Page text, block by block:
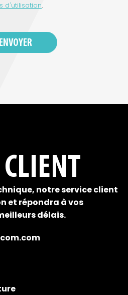
d'utilisation.
notre service client
et répondra à vos
délais.